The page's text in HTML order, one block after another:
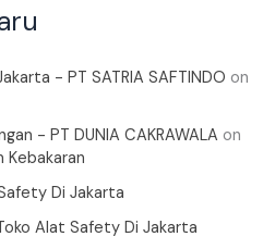
- PT SATRIA SAFTINDO on
- PT DUNIA CAKRAWALA on
Kebakaran
Di Jakarta
Alat Safety Di Jakarta